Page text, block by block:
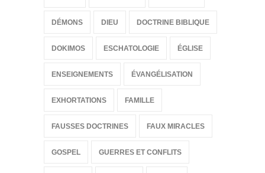
DÉMONS DIEU DOCTRINE BIBLIQUE
DOKIMOS ESCHATOLOGIE ÉGLISE
ENSEIGNEMENTS ÉVANGÉLISATION
EXHORTATIONS FAMILLE
FAUSSES DOCTRINES FAUX MIRACLES
GOSPEL GUERRES ET CONFLITS